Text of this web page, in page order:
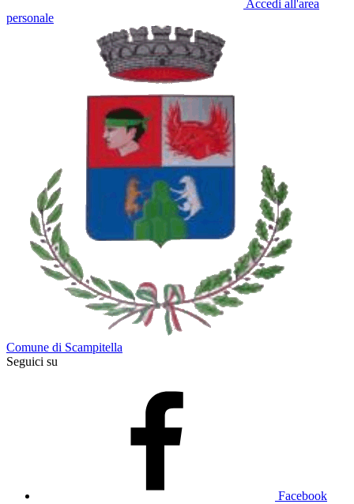
Accedi all'area
personale
Comune di Scampitella
Seguici su
Facebook